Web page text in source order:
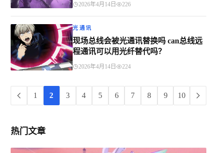
2026年4月14日 226
光通讯
现场总线会被光通讯替换吗 can总线远
程通讯可以用光纤替代吗？
2026年4月14日 224
1 2 3 4 5 6 7 8 9 10
热门文章